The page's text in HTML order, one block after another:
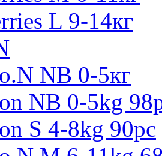
L 9-14кг
NB 0-5кг
NB 0-5kg
S 4-8kg 90pc